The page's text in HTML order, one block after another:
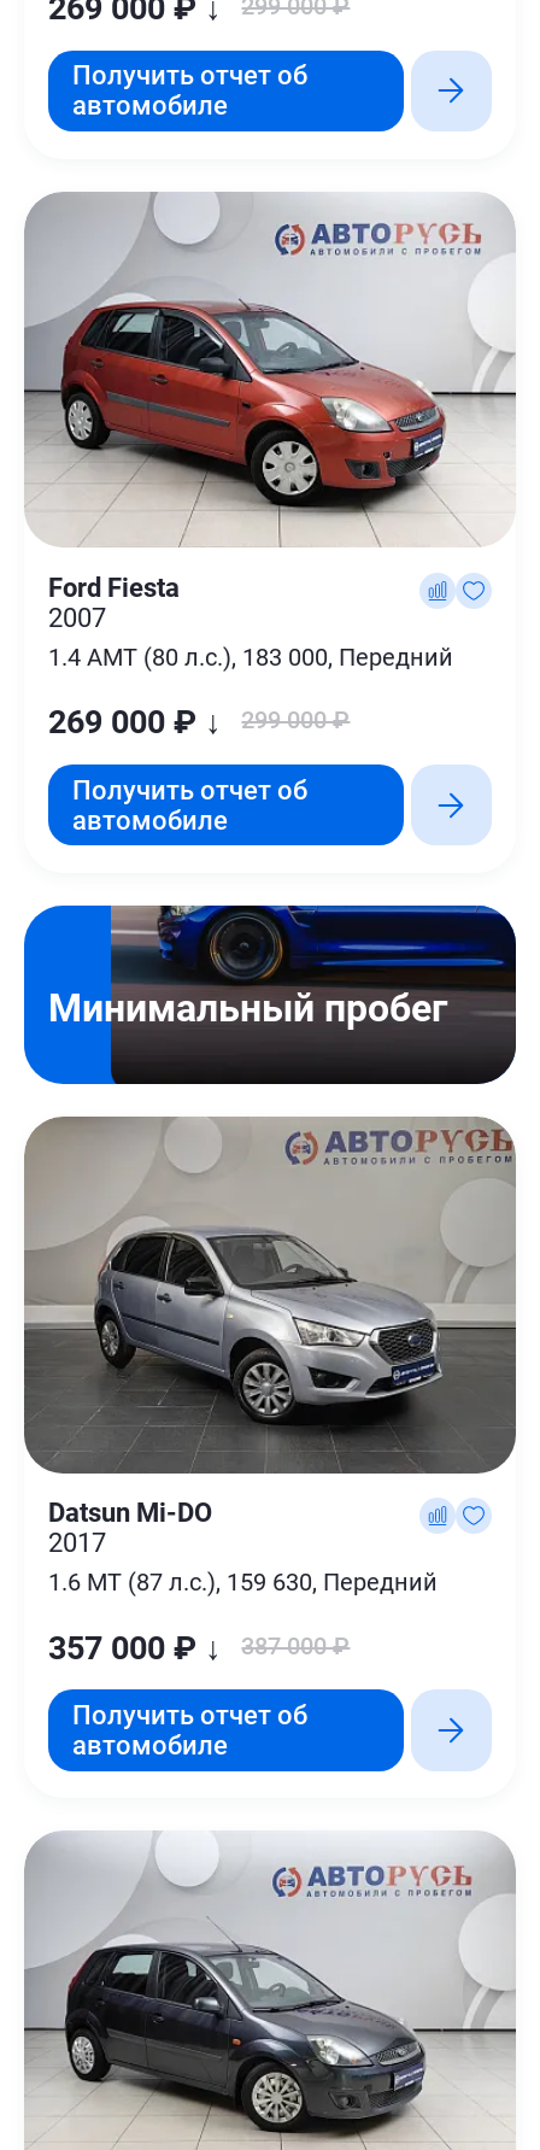
269 000 ₽ ↓ 299 000 ₽
Получить отчет об
автомобиле
Ford Fiesta
2007
1.4 AMT (80 л.с.), 183 000, Передний
269 000 ₽ ↓ 299 000 ₽
Получить отчет об
автомобиле
Минимальный пробег
Datsun Mi-DO
2017
1.6 MT (87 л.с.), 159 630, Передний
357 000 ₽ ↓ 387 000 ₽
Получить отчет об
автомобиле